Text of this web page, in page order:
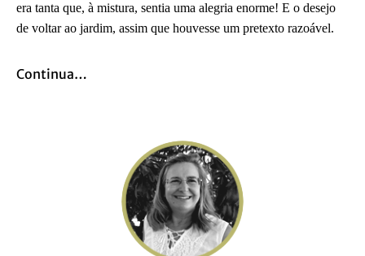
era tanta que, à mistura, sentia uma alegria enorme! E o desejo
de voltar ao jardim, assim que houvesse um pretexto razoável.
Continua…